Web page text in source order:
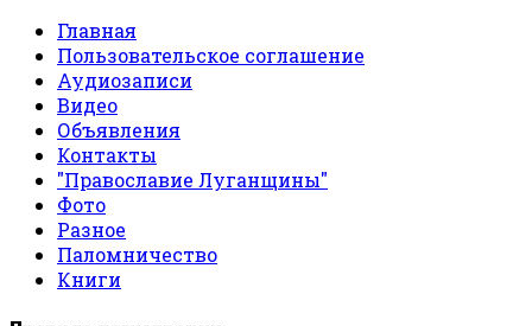
Главная
Пользовательское соглашение
Аудиозаписи
Видео
Объявления
Контакты
"Православие Луганщины"
Фото
Разное
Паломничество
Книги